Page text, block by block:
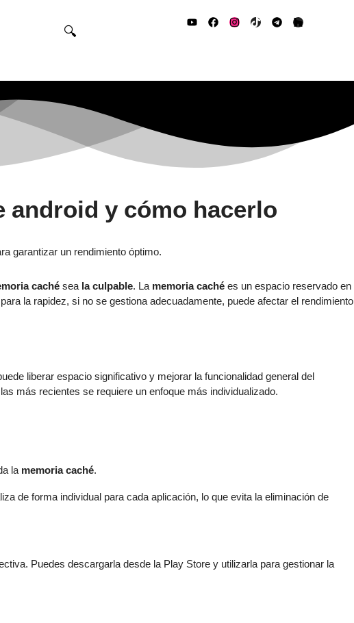
🔍
android y cómo hacerlo
cachésea la culpable. La memoria caché es un espacio reservado en
la rapidez, si no se gestiona adecuadamente, puede afectar el rendimiento
liberar espacio significativo y mejorar la funcionalidad general del
más recientes se requiere un enfoque más individualizado.
la memoria caché.
de forma individual para cada aplicación, lo que evita la eliminación de
Puedes descargarla desde la Play Store y utilizarla para gestionar la